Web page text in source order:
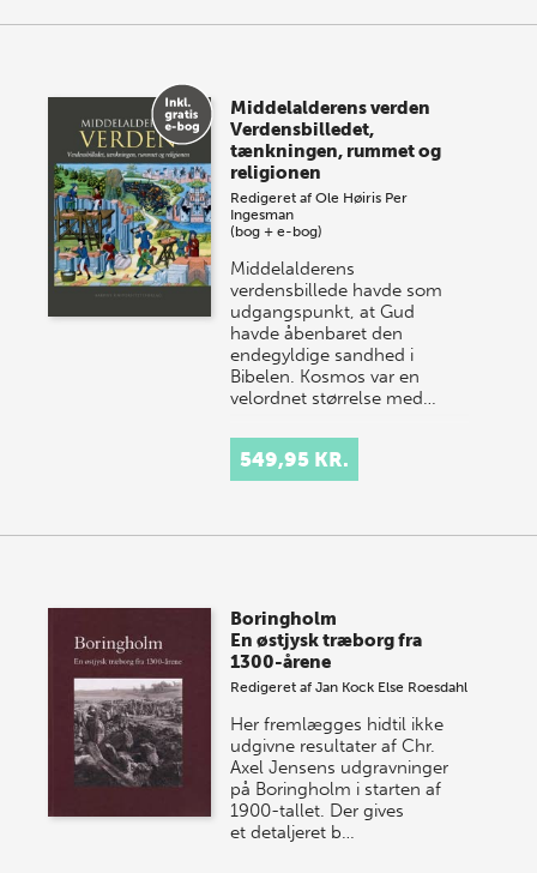
Middelalderens verden
Verdensbilledet,
tænkningen, rummet og
religionen
Redigeret afOle Høiris Per
Ingesman
(bog + e-bog)
Middelalderens
verdensbillede havde som
udgangspunkt, at Gud
havde åbenbaret den
endegyldige sandhed i
Bibelen. Kosmos var en
velordnet størrelse med…
549,95 KR.
Boringholm
En østjysk træborg fra
1300-årene
Redigeret afJan Kock Else Roesdahl
Her fremlægges hidtil ikke
udgivne resultater af Chr.
Axel Jensens udgravninger
på Boringholm i starten af
1900-tallet. Der gives
et detaljeret b…